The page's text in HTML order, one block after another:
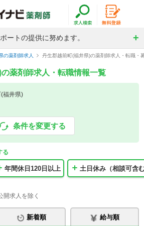
ートの提供に努めます。
の薬剤師求人 丹生郡越前町(福井県)の薬剤師求人・転職・
薬剤師求人・転職情報一覧
福井県)
条件を変更する
る
年間休日120日以上 土日休み（相談可含
開求人を除く
新着順 給与順